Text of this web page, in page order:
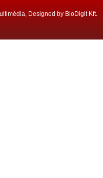
Designed by BioDigit Kft.